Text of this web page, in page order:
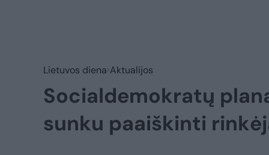
Lietuvos diena Aktualijos
Socialdemokratų
sunku paaiškinti